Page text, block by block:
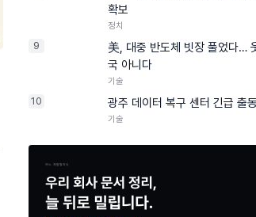
확보
정치
9
美, 대중 반도체 빗장 풀었다…
국 아니다
기술
10 광주 데이터 복구 센터 긴급 출
기술